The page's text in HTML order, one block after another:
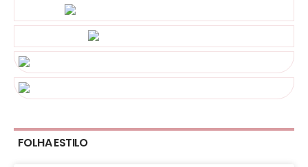
FOLHA ESTILO